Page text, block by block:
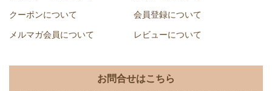
クーポンについて 会員登録について
メルマガ会員について レビューについて
お問合せはこちら